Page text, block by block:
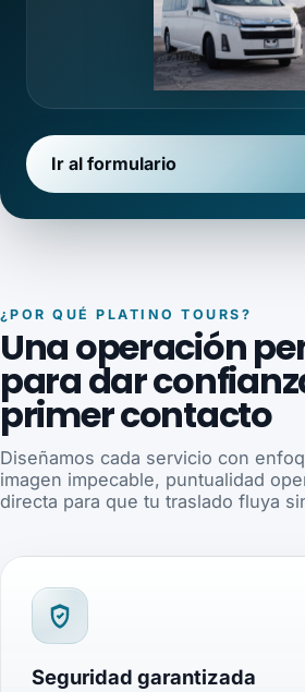
Ir al formulario
¿POR QUÉ PLATINO TOURS?
Una operación
para dar
primer contacto
Diseñamos cada servicio con
imagen impecable, puntualidad
directa para que tu traslado fluya
Seguridad garantizada